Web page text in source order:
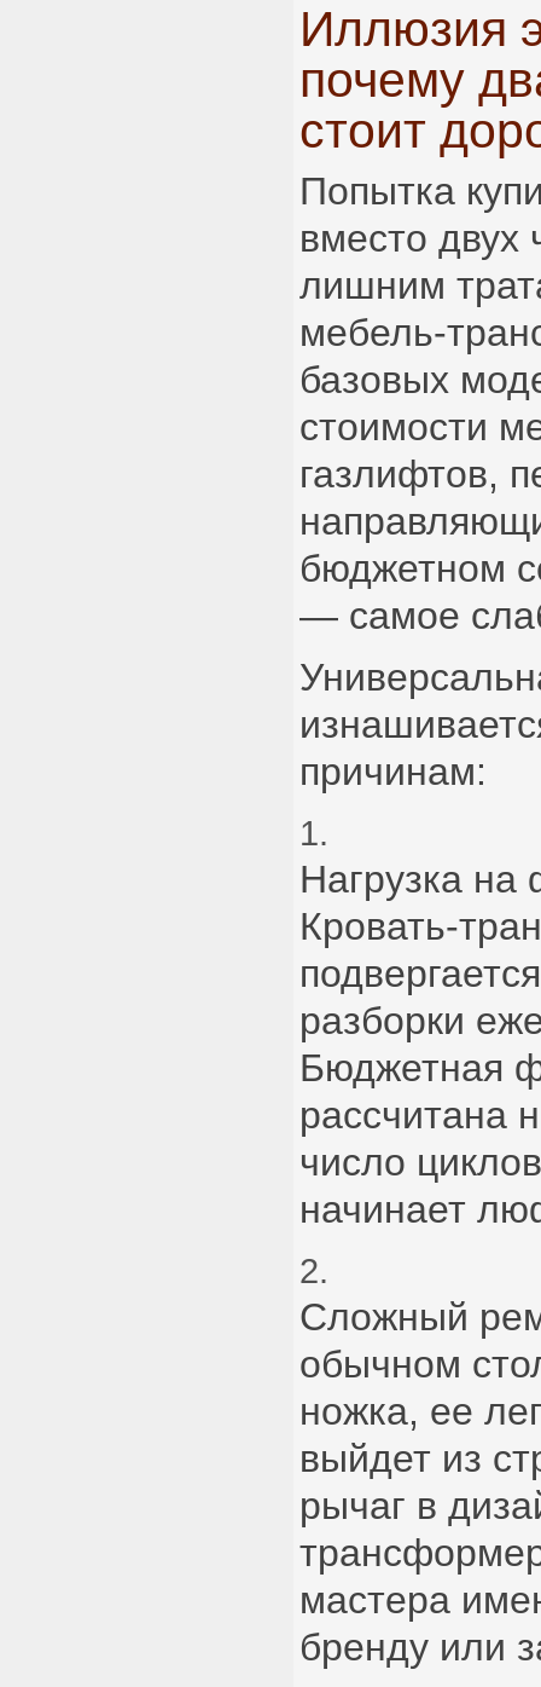
Иллюзия
почему
стоит
Попытка
вместо двух
лишним
мебель-
базовых
стоимости
газлифтов,
бюджетном
— самое
причинам:
Нагрузка на
Кровать-
разборки
Бюджетная
рассчитана
число
начинает
Сложный
обычном
ножка, ее
выйдет из
рычаг в
мастера
бренду или